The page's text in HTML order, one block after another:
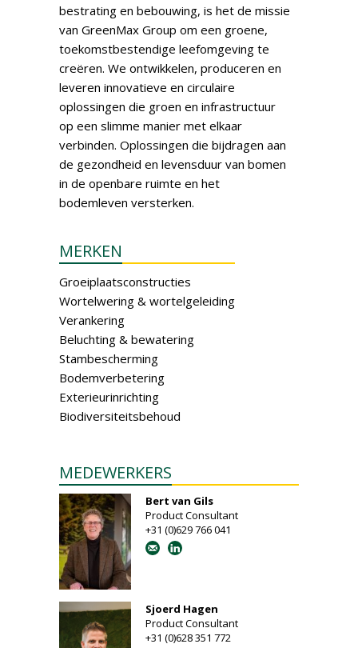
bestrating en bebouwing, is het de missie
van GreenMax Group om een groene,
toekomstbestendige leefomgeving te
creëren. We ontwikkelen, produceren en
leveren innovatieve en circulaire
oplossingen die groen en infrastructuur
op een slimme manier met elkaar
verbinden. Oplossingen die bijdragen aan
de gezondheid en levensduur van bomen
in de openbare ruimte en het
bodemleven versterken.
MERKEN
Groeiplaatsconstructies
Wortelwering & wortelgeleiding
Verankering
Beluchting & bewatering
Stambescherming
Bodemverbetering
Exterieurinrichting
Biodiversiteitsbehoud
MEDEWERKERS
Bert van Gils
Product Consultant
+31 (0)629 766 041
Sjoerd Hagen
Product Consultant
+31 (0)628 351 772